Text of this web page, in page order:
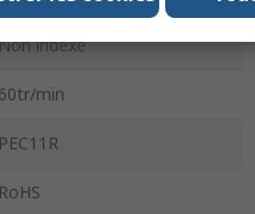
indexé
60tr/min
PEC11R
RoHS